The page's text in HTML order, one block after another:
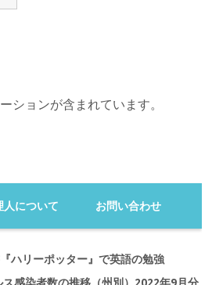
ションが含まれています。
人について お問い合わせ
ハリーポッター』で英語の勉強